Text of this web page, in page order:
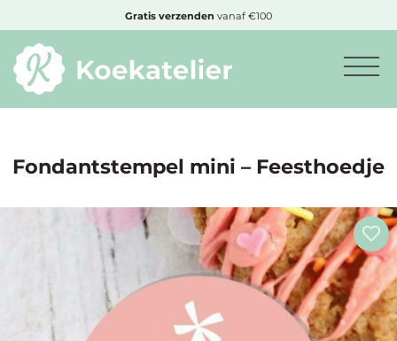
Minimum
Producten
Gratis verzenden vanaf €100
Fondantstempel mini – Feesthoedje